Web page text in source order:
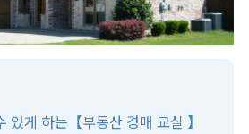
있게 하는【부동산 경매 교실 】